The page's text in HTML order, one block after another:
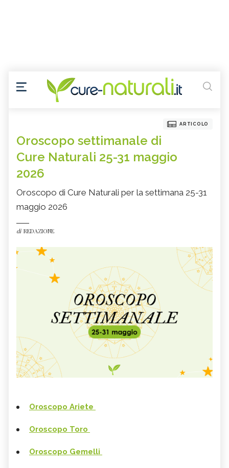
ARTICOLO
Oroscopo settimanale di
Cure Naturali 25-31 maggio
2026
Oroscopo di Cure Naturali per la settimana 25-31
maggio 2026
di REDAZIONE
Oroscopo Ariete
Oroscopo Toro
Oroscopo Gemelli